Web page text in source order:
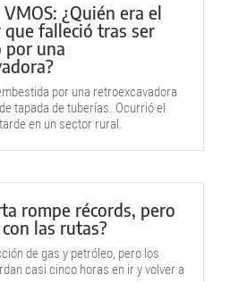
¿Quién era el
falleció tras ser
por una
por una retroexcavadora
tapada de tuberías. Ocurrió el
en un sector rural.
rompe récords, pero
las rutas?
de gas y petróleo, pero los
casi cinco horas en ir y volver a